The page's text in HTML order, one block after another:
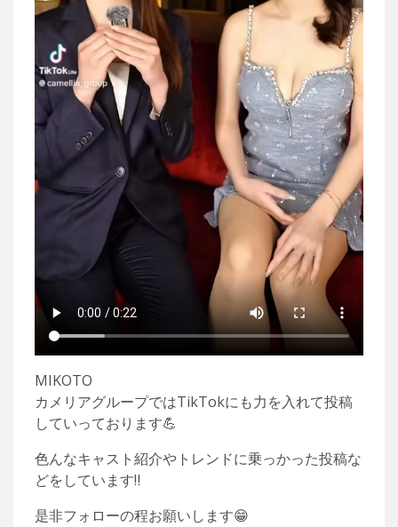
MIKOTO
カメリアグループではTikTokにも力を入れて投稿
していっております💪
色んなキャスト紹介やトレンドに乗っかった投稿な
どをしています‼️
是非フォローの程お願いします😁